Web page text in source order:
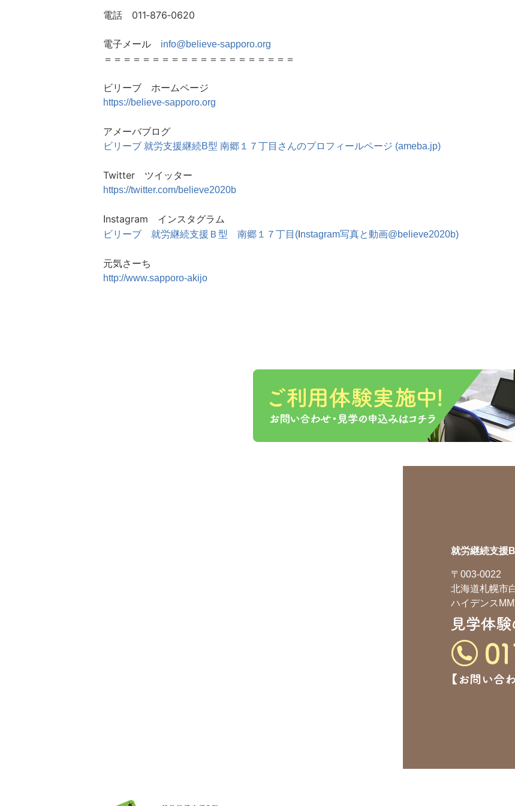
電話 011‐876‐0620
電子メール info@believe-sapporo.org
＝＝＝＝＝＝＝＝＝＝＝＝＝＝＝＝＝＝＝＝
ビリーブ ホームページ
https://believe-sapporo.org
アメーバブログ
ビリーブ 就労支援継続B型 南郷１７丁目さんのプロフィールページ (ameba.jp)
Twitter ツイッター
https://twitter.com/believe2020b
nstagram インスタグラム
ビリーブ 就労継続支援Ｂ型 南郷１７丁目(Instagram写真と動画@believe2020b)
元気さーち
http://www.sapporo-akijo
就労継続支援
〒003-0022
北海道札幌市
ハイデンス